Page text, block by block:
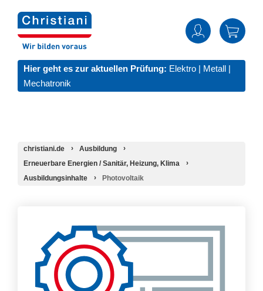
Hier geht es zur aktuellen Prüfung: Elektro | Metall |
Mechatronik
christiani.de
Ausbildung
Erneuerbare Energien / Sanitär, Heizung, Klima
Ausbildungsinhalte
Photovoltaik